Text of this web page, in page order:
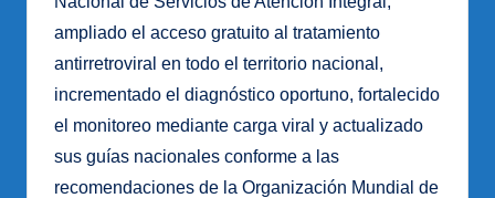
ampliado el acceso gratuito al tratamiento
antirretroviral en todo el territorio nacional,
incrementado el diagnóstico oportuno, fortalecido
el monitoreo mediante carga viral y actualizado
sus guías nacionales conforme a las
recomendaciones de la Organización Mundial de